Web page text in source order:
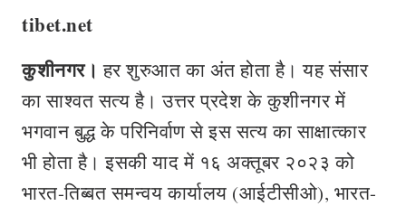
tibet.net
कुशीनगर। हर शुरुआत का अंत होता है। यह संसार
का साश्‍वत सत्य है। उत्तर प्रदेश के कुशीनगर में
भगवान बुद्ध के परिनिर्वाण से इस सत्‍य का साक्षात्‍कार
भी होता है। इसकी याद में १६ अक्तूबर २०२३ को
भारत-तिब्बत समन्वय कार्यालय (आईटीसीओ), भारत-